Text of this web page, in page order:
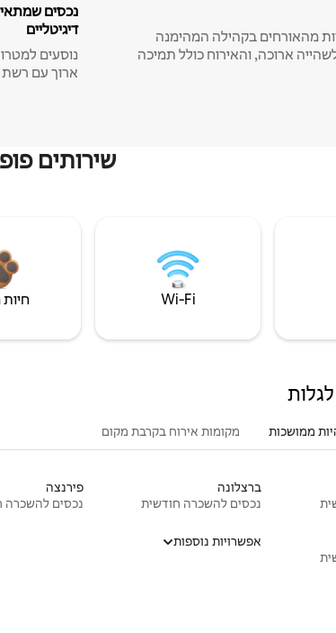
מהאורחים בקהילה המהימנה
ארוכה, והאירוח כולל תמיכה
נכסים
דיגיטליים
נוסעים
ארוך עם רשת Wi-Fi מהירה וחללי עבודה ייעודיים.
שירותים
Wi‑Fi
ממושכות מקומות אירוח בקרבת מקום
ברצלונה
נכסים להשכרה חודשית
פירנצה
נכסים להשכרה
אפשרויות נוספות